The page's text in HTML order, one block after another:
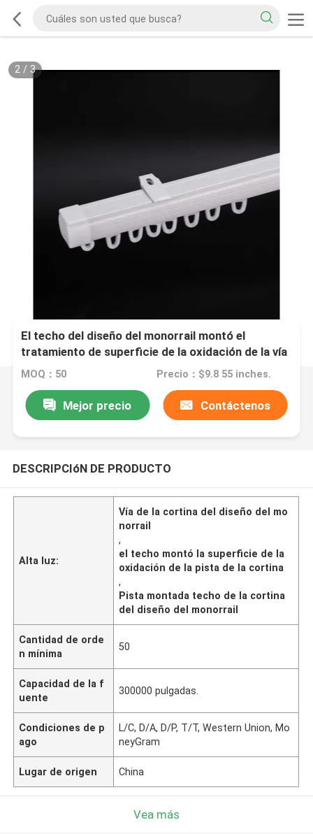
2/ 3
El techo del diseño del monorrail montó el
tratamiento de superficie de la oxidación de la vía
de la cortina
MOQ：50 Precio：$9.8 55 inches.
Mejor precio Contáctenos
DESCRIPCIóN DE PRODUCTO
Alta luz:
Vía de la cortina del diseño del mo
norrail
,
el techo montó la superficie de la
oxidación de la pista de la cortina
,
Pista montada techo de la cortina
del diseño del monorrail
Cantidad de orde
n mínima
50
Capacidad de la f
uente
300000 pulgadas.
Condiciones de p
ago
L/C, D/A, D/P, T/T, Western Union, Mo
neyGram
Lugar de origen China
Vea más